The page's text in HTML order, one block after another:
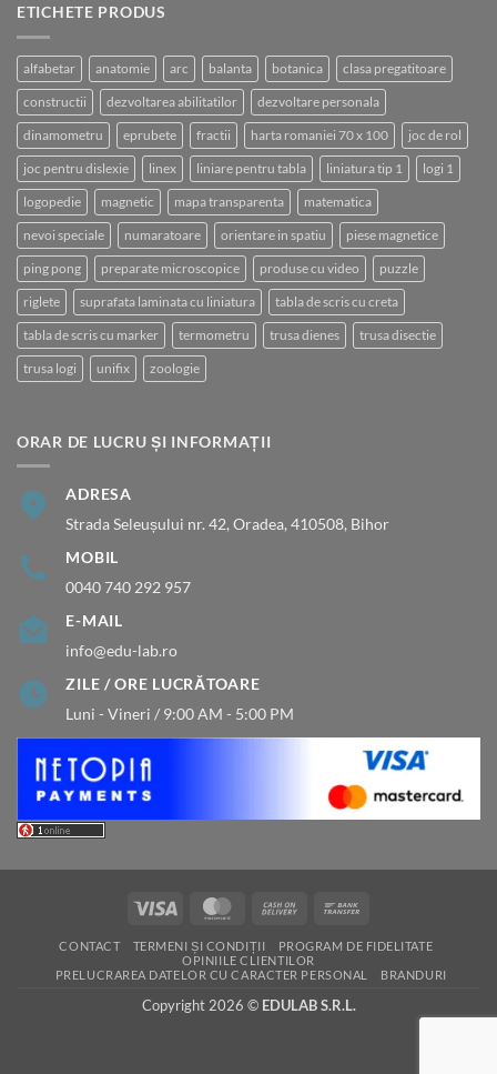
ETICHETE PRODUS
alfabetar anatomie arc balanta botanica clasa pregatitoare
constructii dezvoltarea abilitatilor dezvoltare personala
dinamometru eprubete fractii harta romaniei 70 x 100 joc de rol
joc pentru dislexie linex liniare pentru tabla liniatura tip 1 logi 1
logopedie magnetic mapa transparenta matematica
nevoi speciale numaratoare orientare in spatiu piese magnetice
ping pong preparate microscopice produse cu video puzzle
riglete suprafata laminata cu liniatura tabla de scris cu creta
tabla de scris cu marker termometru trusa dienes trusa disectie
trusa logi unifix zoologie
ORAR DE LUCRU ȘI INFORMAȚII
ADRESA
Strada Seleușului nr. 42, Oradea, 410508, Bihor
MOBIL
0040 740 292 957
E-MAIL
info@edu-lab.ro
ZILE / ORE LUCRĂTOARE
Luni - Vineri / 9:00 AM - 5:00 PM
Visa MasterCardCash
Delivery
CONTACT TERMENI ȘI CONDIȚII
PROGRAM DE FIDELITATE
OPINIILE CLIENTILOR
PRELUCRAREA DATELOR CU CARACTER PERSONAL
BRANDURI
Copyright 2026 © EDULAB S.R.L.